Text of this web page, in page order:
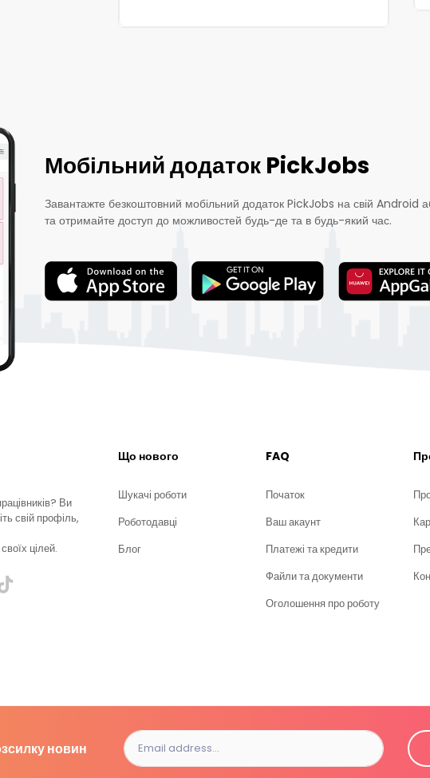
Мобільний додаток PickJobs
Завантажте безкоштовний мобільний додаток PickJobs на свій
та отримайте доступ до можливостей будь-де та в будь-який час.
Ви
свій профіль,
цілей.
Що нового
Шукачі роботи
Роботодавці
Блог
FAQ
Початок
Ваш акаунт
Платежі та кредити
Файли та документи
Оголошення про роботу
новин